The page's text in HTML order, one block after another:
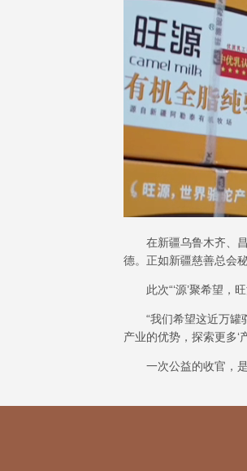
在新疆乌鲁木齐、
德。正如新疆慈善总会
此次“‘源’聚希望，
“我们希望这近万罐
产业的优势，探索更多‘
一次公益的收官，